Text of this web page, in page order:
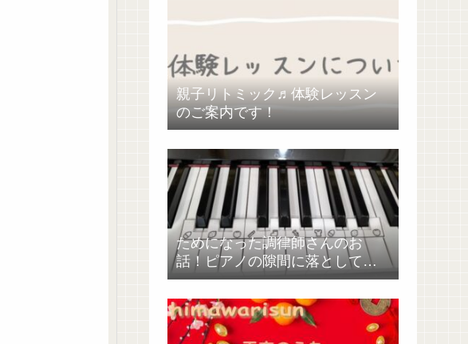
親子リトミック♬体験レッスン
のご案内です！
ためになった調律師さんのお
話！ピアノの隙間に落としてし
まった物はどうなる！？